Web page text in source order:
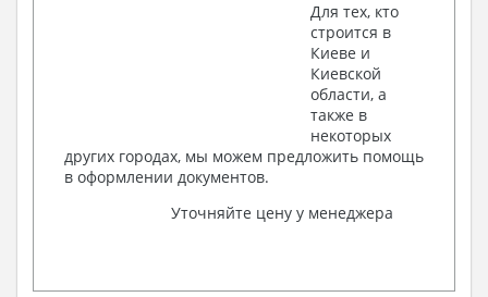
Для тех, кто
строится в
Киеве и
Киевской
области, а
также в
некоторых
других городах, мы можем предложить помощь
в оформлении документов.
Уточняйте цену у менеджера